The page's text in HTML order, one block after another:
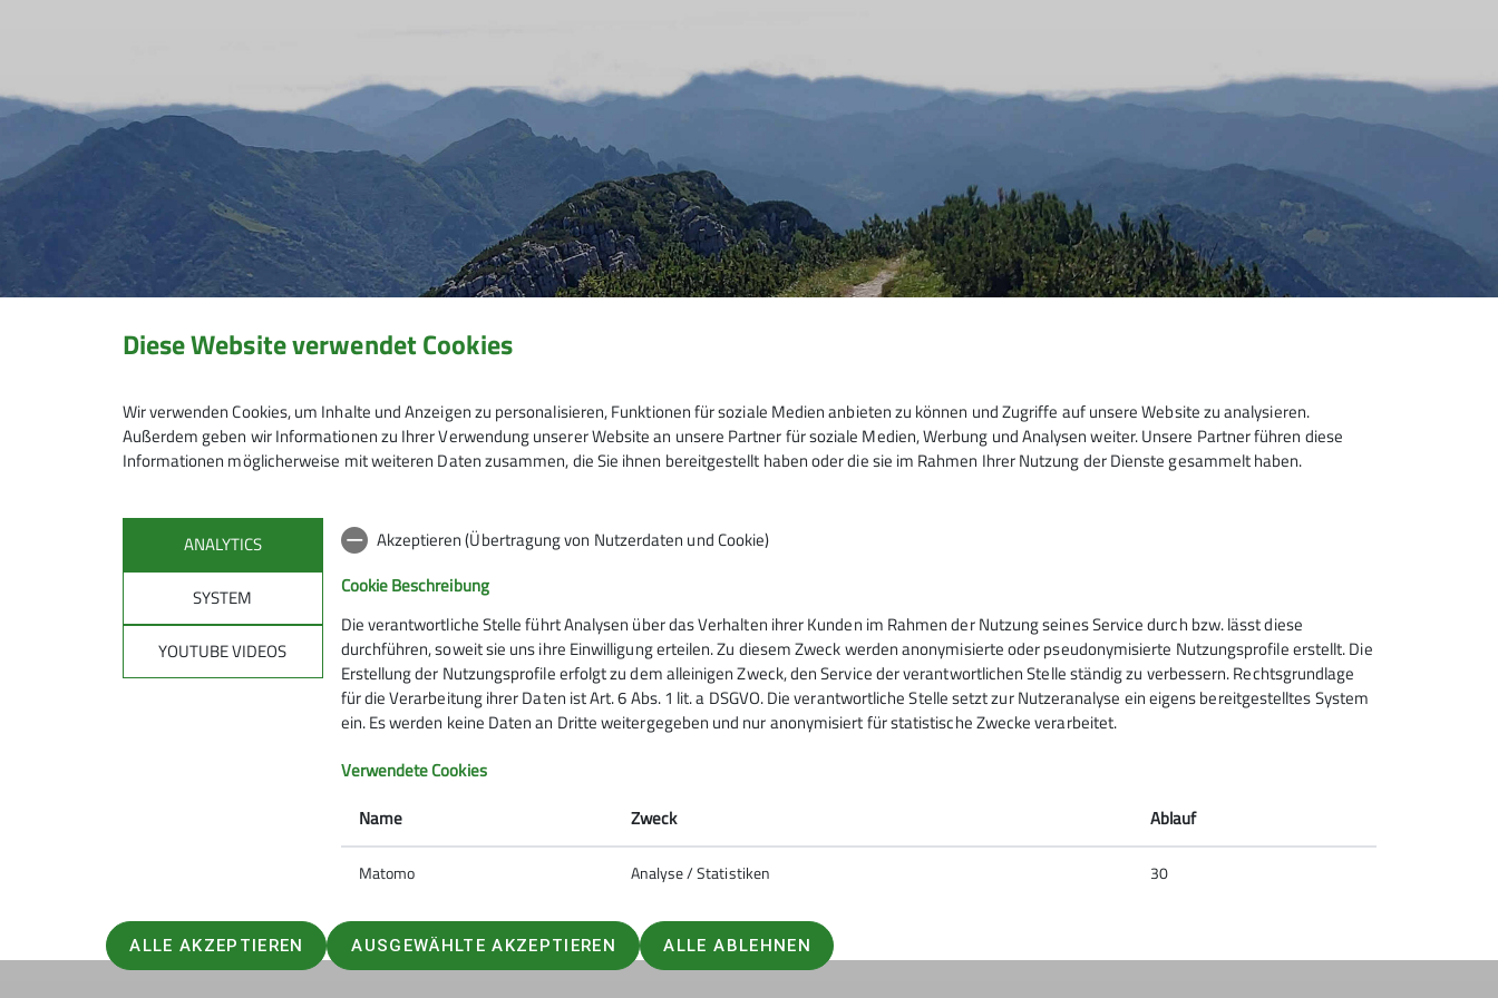
Mitmachen Klettern
Kletterzentrum
Wasserturm
Service
Kontakt
Mitgliedschaft
Sektion Hanau des Deutschen
Alpenvereins e.V.
Krämerstr. 8
63450 Hanau
Kontakt
Diese Website verwendet Cookies
Wir verwenden Cookies, um Inhalte und Anzeigen zu personalisieren, Funktionen für soziale Medien anbieten zu können und Zugriffe auf unsere Website zu analysieren.
Außerdem geben wir Informationen zu Ihrer Verwendung unserer Website an unsere Partner für soziale Medien, Werbung und Analysen weiter. Unsere Partner führen diese
Informationen möglicherweise mit weiteren Daten zusammen, die Sie ihnen bereitgestellt haben oder die sie im Rahmen Ihrer Nutzung der Dienste gesammelt haben.
ANALYTICS
SYSTEM
YOUTUBE VIDEOS
Akzeptieren (Übertragung von Nutzerdaten und Cookie)
Cookie Beschreibung
Die verantwortliche Stelle führt Analysen über das Verhalten ihrer Kunden im Rahmen der Nutzung seines Service durch bzw. lässt diese
durchführen, soweit sie uns ihre Einwilligung erteilen. Zu diesem Zweck werden anonymisierte oder pseudonymisierte Nutzungsprofile erstellt. Die
Erstellung der Nutzungsprofile erfolgt zu dem alleinigen Zweck, den Service der verantwortlichen Stelle ständig zu verbessern. Rechtsgrundlage
für die Verarbeitung ihrer Daten ist Art. 6 Abs. 1 lit. a DSGVO. Die verantwortliche Stelle setzt zur Nutzeranalyse ein eigens bereitgestelltes System
ein. Es werden keine Daten an Dritte weitergegeben und nur anonymisiert für statistische Zwecke verarbeitet.
Verwendete Cookies
Name
Zweck Ablauf
Matomo Analyse / Statistiken 30
ALLE AKZEPTIEREN AUSGEWÄHLTE AKZEPTIEREN ALLE ABLEHNEN